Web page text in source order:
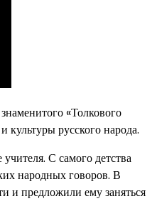
«Толкового
культуры русского народа.
С самого детства
народных говоров. В
и предложили ему заняться